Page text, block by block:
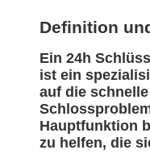
Definition
Ein 24h
ist ein
auf die
Hauptfunktion
zu helfen, die